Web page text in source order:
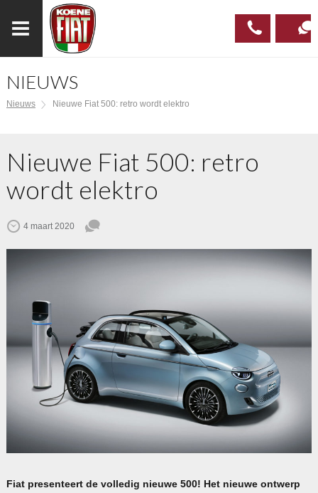
NIEUWS
Nieuws Nieuwe Fiat 500: retro wordt elektro
Nieuwe Fiat 500: retro
wordt elektro
4 maart 2020
Fiat presenteert de volledig nieuwe 500! Het nieuwe ontwerp